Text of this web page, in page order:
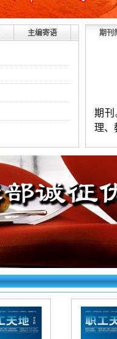
主编寄语 期刊
期
理、
练，
（两
简介
权对
右上
失败
如下